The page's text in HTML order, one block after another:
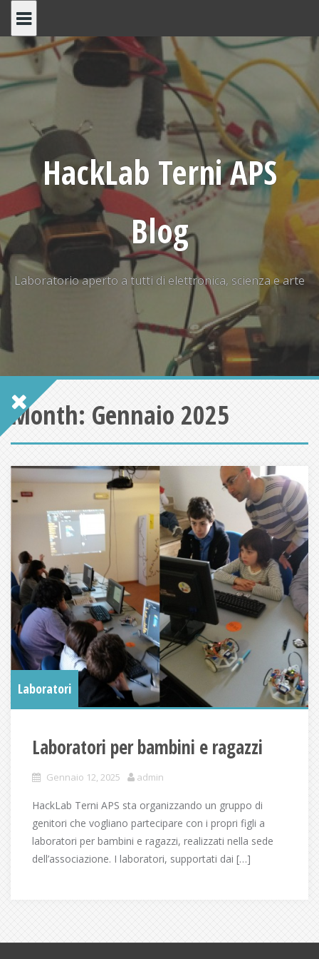
content
HackLab Terni APS
Blog
Laboratorio aperto a tutti di elettronica, scienza e arte
Month: Gennaio 2025
Laboratori
Laboratori per bambini e ragazzi
Gennaio 12, 2025 admin
HackLab Terni APS sta organizzando un gruppo di
genitori che vogliano partecipare con i propri figli a
laboratori per bambini e ragazzi, realizzati nella sede
dell’associazione. I laboratori, supportati dai […]